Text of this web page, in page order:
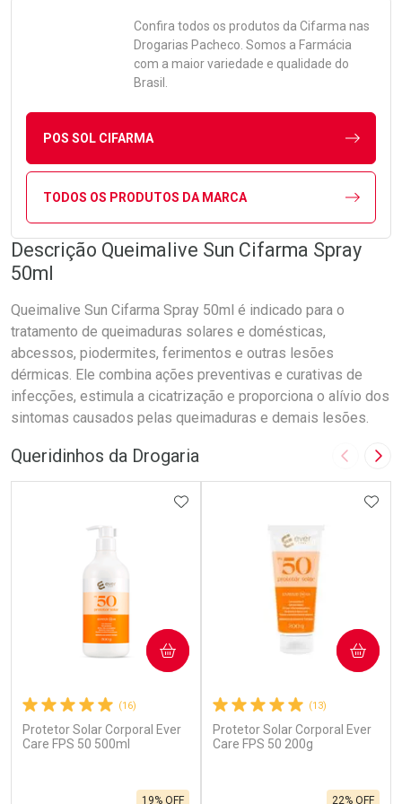
Confira todos os produtos da Cifarma nas
Drogarias Pacheco. Somos a Farmácia
com a maior variedade e qualidade do
Brasil.
POS SOL CIFARMA
TODOS OS PRODUTOS DA MARCA
Descrição Queimalive Sun Cifarma Spray
50ml
Queimalive Sun Cifarma Spray 50ml é indicado para o
tratamento de queimaduras solares e domésticas,
abcessos, piodermites, ferimentos e outras lesões
dérmicas. Ele combina ações preventivas e curativas de
infecções, estimula a cicatrização e proporciona o alívio dos
sintomas causados pelas queimaduras e demais lesões.
Queridinhos da Drogaria Imagem
(16)
Protetor Solar Corporal Ever
Care FPS 50 500ml
19% OFF
ADICIONAR AOS FAVORITOS
COMPRAR
(13)
Protetor Solar Corporal Ever
Care FPS 50 200g
22% OFF
COMPRAR